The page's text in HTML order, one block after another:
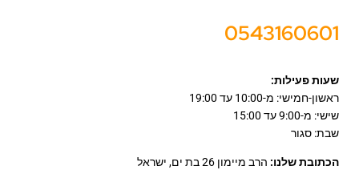
0543160601
שעות פעילות:
ראשון-חמישי: מ-10:00 עד 19:00
שישי: מ-9:00 עד 15:00
שבת: סגור
הכתובת שלנו: הרב מיימון 26 בת ים, ישראל